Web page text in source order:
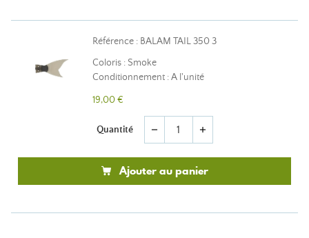
Référence : BALAM TAIL 350 3
Coloris : Smoke
Conditionnement : A l'unité
19,00 €
Quantité remove add
Ajouter au panier